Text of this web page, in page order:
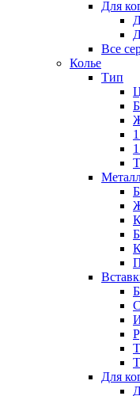
Для
Все
Колье
Тип
Для